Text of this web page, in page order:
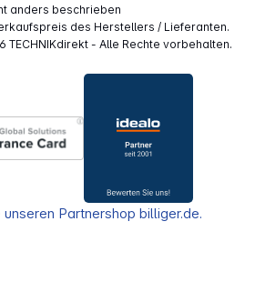
anders beschrieben
des Herstellers / Lieferanten.
TECHNIKdirekt - Alle Rechte vorbehalten.